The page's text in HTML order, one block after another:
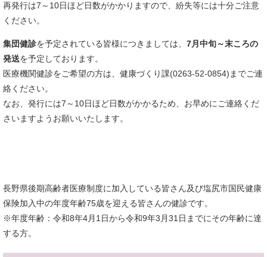
再発行は7～10日ほど日数がかかりますので、紛失等には十分ご注意
ください。
集団健診を予定されている皆様につきましては、 7月中旬～末ころの
発送を予定しております。
医療機関健診をご希望の方は、健康づくり課(0263-52-0854)までご連
絡ください。
なお、発行には7～10日ほど日数がかかるため、お早めにご連絡くだ
さいますようお願いいたします。
長野県後期高齢者医療制度に加入している皆さん及び塩尻市国民健康
保険加入中の年度年齢75歳を迎える皆さんの健診です。
※年度年齢：令和8年4月1日から令和9年3月31日までにその年齢に達
する方。